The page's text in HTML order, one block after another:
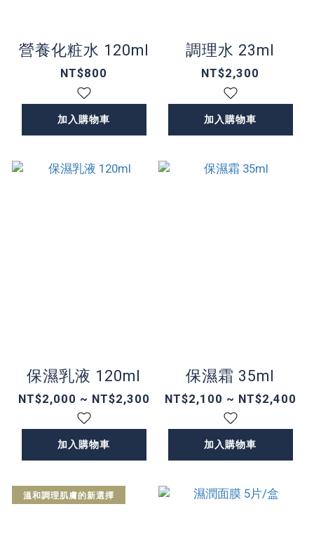
營養化粧水 120ml
NT$800
加入購物車
調理水 23ml
NT$2,300
加入購物車
保濕乳液 120ml
NT$2,000 ~ NT$2,300
加入購物車
保濕霜 35ml
NT$2,100 ~ NT$2,400
加入購物車
溫和調理肌膚的新選擇